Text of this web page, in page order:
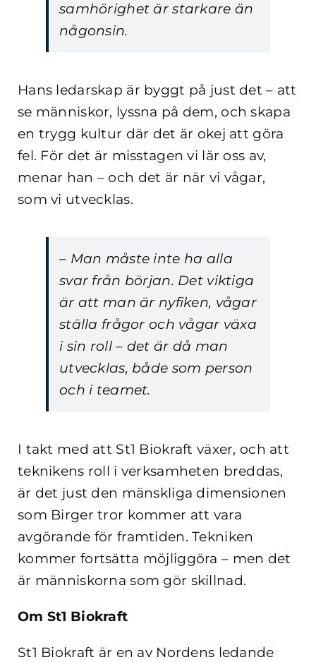
samhörighet är starkare än
någonsin.
Hans ledarskap är byggt på just det – att
se människor, lyssna på dem, och skapa
en trygg kultur där det är okej att göra
fel. För det är misstagen vi lär oss av,
menar han – och det är när vi vågar,
som vi utvecklas.
– Man måste inte ha alla
svar från början. Det viktiga
är att man är nyfiken, vågar
ställa frågor och vågar växa
i sin roll – det är då man
utvecklas, både som person
och i teamet.
I takt med att St1 Biokraft växer, och att
teknikens roll i verksamheten breddas,
är det just den mänskliga dimensionen
som Birger tror kommer att vara
avgörande för framtiden. Tekniken
kommer fortsätta möjliggöra – men det
är människorna som gör skillnad.
Om St1 Biokraft
St1 Biokraft är en av Nordens ledande